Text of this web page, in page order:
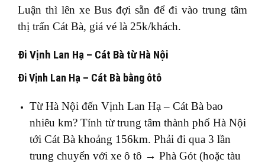
Luận thì lên xe Bus đợi sẵn để đi vào trung tâm
thị trấn Cát Bà, giá vé là 25k/khách.
Đi Vịnh Lan Hạ – Cát Bà từ Hà Nội
Đi Vịnh Lan Hạ – Cát Bà bằng ôtô
Từ Hà Nội đến Vịnh Lan Hạ – Cát Bà bao
nhiêu km? Tính từ trung tâm thành phố Hà Nội
tới Cát Bà khoảng 156km. Phải đi qua 3 lần
trung chuyển với xe ô tô → Phà Gót (hoặc tàu